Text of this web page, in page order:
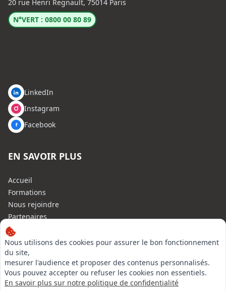
Nous utilisons des cookies pour assurer le bon fonctionnement
du site,
mesurer l'audience et proposer des contenus personnalisés.
Vous pouvez accepter ou refuser les cookies non essentiels.
En savoir plus sur notre politique de confidentialité
20 rue Henri Regnault, 75014 Paris
N°VERT : 0800 00 80 89
LinkedIn
Instagram
Facebook
EN SAVOIR PLUS
Accueil
Formations
Nous rejoindre
Partenaires
Autres missions
Le C.N.E.
Membre IVSC
Logiciel
L’Expert